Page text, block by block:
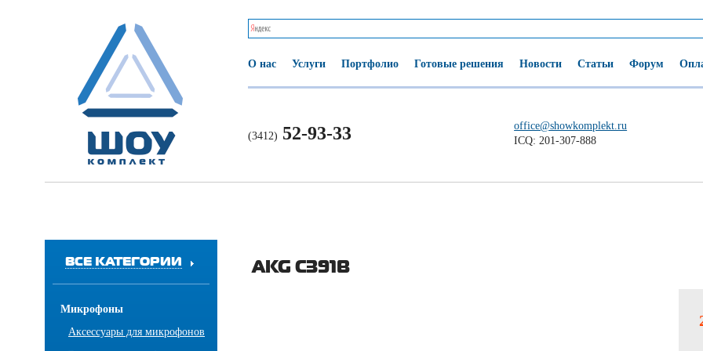
О нас Услуги Портфолио Готовые решения Новости Статьи Форум
(3412) 52-93-33
office@showkomplekt.ru
ICQ: 201-307-888
ВСЕ КАТЕГОРИИ
Микрофоны
Аксессуары для микрофонов
AKG C391B